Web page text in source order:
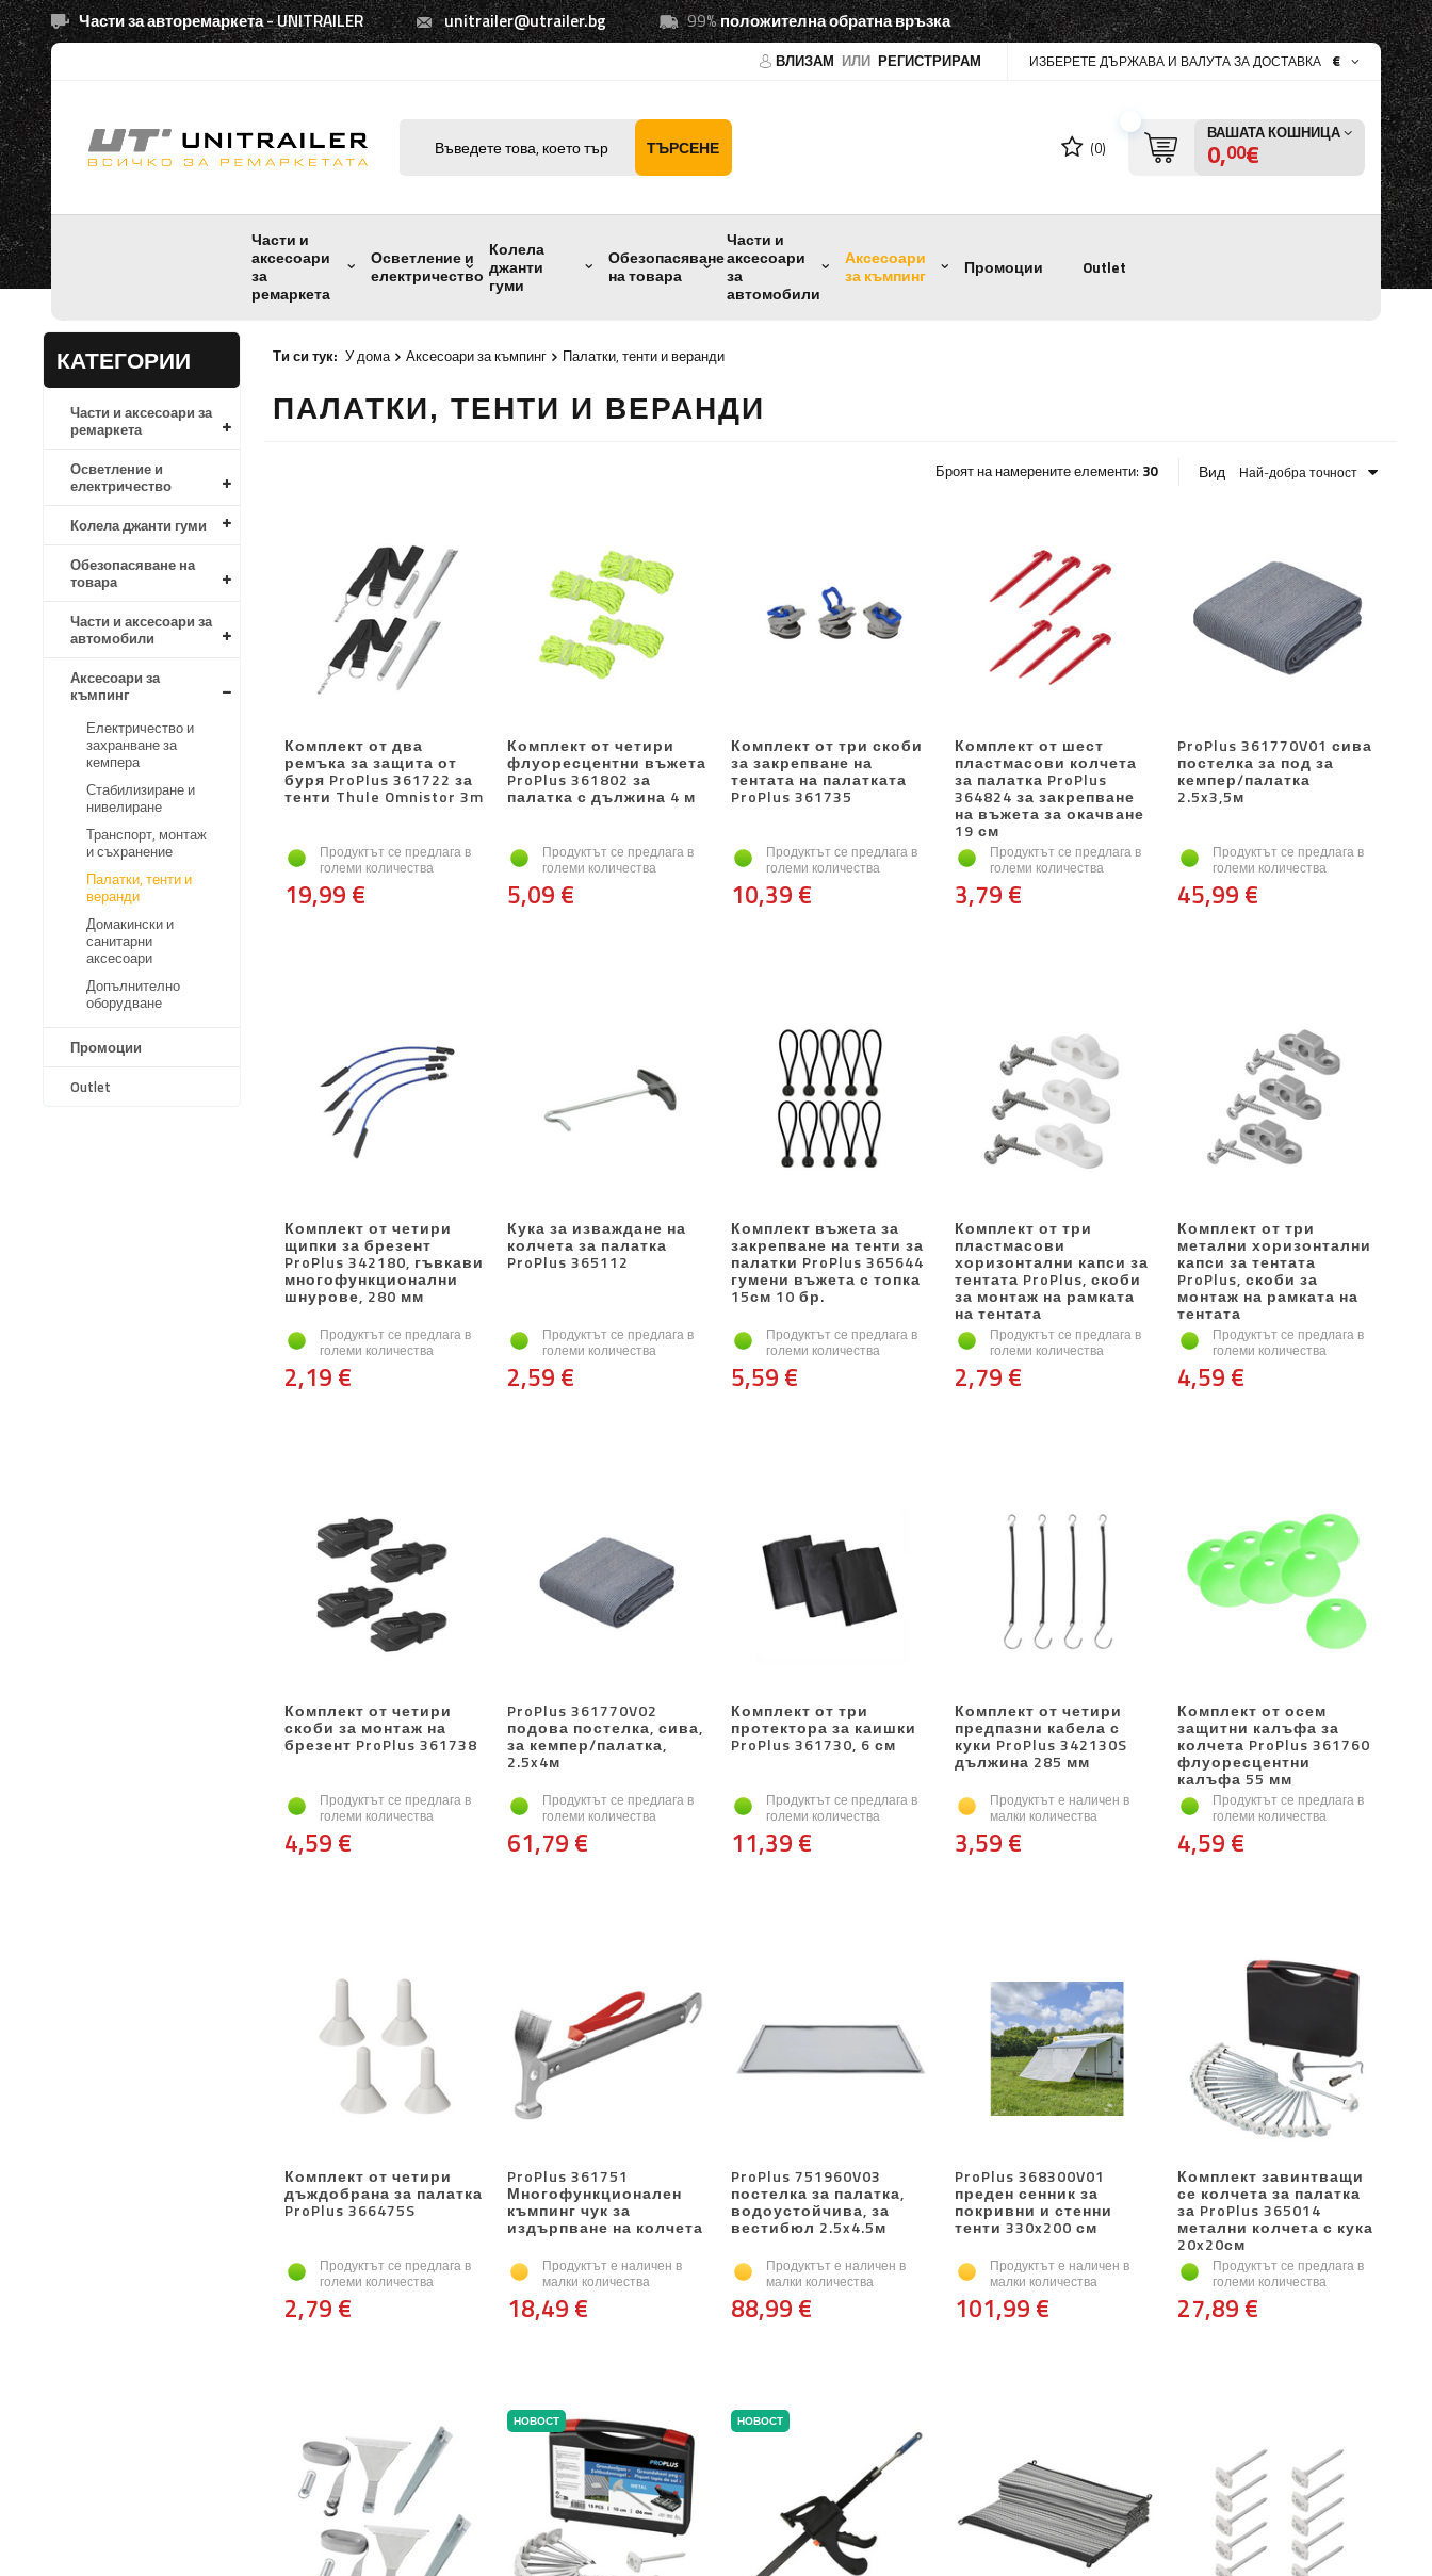
Части за авторемаркета - UNITRAILER unitrailer@utrailer.bg 99%положителна обратна връзка
ВЛИЗАМ ИЛИ РЕГИСТРИРАМ ИЗБЕРЕТЕ ДЪРЖАВА И ВАЛУТА ЗА ДОСТАВКА €
ТЪРСЕНЕ (0)
ВАШАТА КОШНИЦА
0,00€
Части и
аксесоари
за
ремаркета
Осветление и
електричество
Колела
джанти
гуми
Обезопасяване
на товара
Части и
аксесоари
за
автомобили
Аксесоари
за къмпинг
Промоции Outlet
КАТЕГОРИИ
Части и аксесоари за
ремаркета
Осветление и
електричество
Колела джанти гуми
Обезопасяване на
товара
Части и аксесоари за
автомобили
Аксесоари за
къмпинг
Електричество и
захранване за
кемпера
Стабилизиране и
нивелиране
Транспорт, монтаж
и съхранение
Палатки, тенти и
веранди
Домакински и
санитарни
аксесоари
Допълнително
оборудване
Промоции
Outlet
Ти си тук: У дома Аксесоари за къмпинг Палатки, тенти и веранди
ПАЛАТКИ, ТЕНТИ И ВЕРАНДИ
Броят на намерените елементи: 30 Вид Най-добра точност
Комплект от два
ремъка за защита от
буря ProPlus 361722 за
тенти Thule Omnistor 3m
Продуктът се предлага в
големи количества
19,99 €
Комплект от четири
флуоресцентни въжета
ProPlus 361802 за
палатка с дължина 4 м
Продуктът се предлага в
големи количества
5,09 €
Комплект от три скоби
за закрепване на
тентата на палатката
ProPlus 361735
Продуктът се предлага в
големи количества
10,39 €
Комплект от шест
пластмасови колчета
за палатка ProPlus
364824 за закрепване
на въжета за окачване
19 см
Продуктът се предлага в
големи количества
3,79 €
ProPlus 361770V01 сива
постелка за под за
кемпер/палатка
2.5x3,5м
Продуктът се предлага в
големи количества
45,99 €
Комплект от четири
щипки за брезент
ProPlus 342180, гъвкави
многофункционални
шнурове, 280 мм
Продуктът се предлага в
големи количества
2,19 €
Кука за изваждане на
колчета за палатка
ProPlus 365112
Продуктът се предлага в
големи количества
2,59 €
Комплект въжета за
закрепване на тенти за
палатки ProPlus 365644
гумени въжета с топка
15см 10 бр.
Продуктът се предлага в
големи количества
5,59 €
Комплект от три
пластмасови
хоризонтални капси за
тентата ProPlus, скоби
за монтаж на рамката
на тентата
Продуктът се предлага в
големи количества
2,79 €
Комплект от три
метални хоризонтални
капси за тентата
ProPlus, скоби за
монтаж на рамката на
тентата
Продуктът се предлага в
големи количества
4,59 €
Комплект от четири
скоби за монтаж на
брезент ProPlus 361738
Продуктът се предлага в
големи количества
4,59 €
ProPlus 361770V02
подова постелка, сива,
за кемпер/палатка,
2.5x4м
Продуктът се предлага в
големи количества
61,79 €
Комплект от три
протектора за каишки
ProPlus 361730, 6 см
Продуктът се предлага в
големи количества
11,39 €
Комплект от четири
предпазни кабела с
куки ProPlus 342130S
дължина 285 мм
Продуктът е наличен в
малки количества
3,59 €
Комплект от осем
защитни калъфа за
колчета ProPlus 361760
флуоресцентни
калъфа 55 мм
Продуктът се предлага в
големи количества
4,59 €
Комплект от четири
дъждобрана за палатка
ProPlus 366475S
Продуктът се предлага в
големи количества
2,79 €
ProPlus 361751
Многофункционален
къмпинг чук за
издърпване на колчета
Продуктът е наличен в
малки количества
18,49 €
ProPlus 751960V03
постелка за палатка,
водоустойчива, за
вестибюл 2.5x4.5м
Продуктът е наличен в
малки количества
88,99 €
ProPlus 368300V01
преден сенник за
покривни и стенни
тенти 330x200 см
Продуктът е наличен в
малки количества
101,99 €
Комплект завинтващи
се колчета за палатка
за ProPlus 365014
метални колчета с кука
20x20см
Продуктът се предлага в
големи количества
27,89 €
НОВОСТ НОВОСТ